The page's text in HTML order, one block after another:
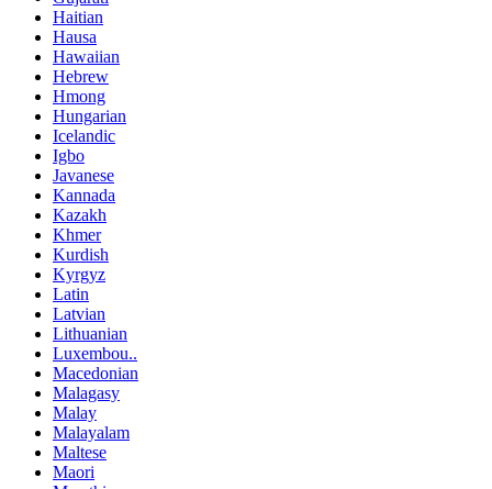
Haitian
Hausa
Hawaiian
Hebrew
Hmong
Hungarian
Icelandic
Igbo
Javanese
Kannada
Kazakh
Khmer
Kurdish
Kyrgyz
Latin
Latvian
Lithuanian
Luxembou..
Macedonian
Malagasy
Malay
Malayalam
Maltese
Maori